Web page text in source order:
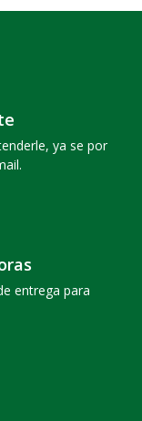
ya se por
entrega para